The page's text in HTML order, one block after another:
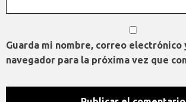
Guarda mi nombre, correo electrónico
navegador para la próxima vez que